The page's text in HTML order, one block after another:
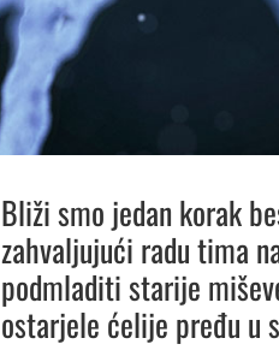
Bliži smo jedan korak
zahvaljujući radu tima
podmladiti starije
ostarjele ćelije pređu u